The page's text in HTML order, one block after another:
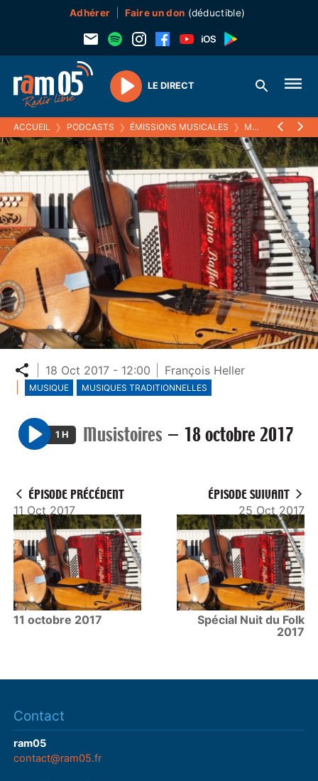
Adhérer Faire un don (déductible)
Play
LE DIRECT
ACCUEIL ❯ PODCASTS ❯ ÉMISSIONS MUSICALES ❯ MUSISTOIRES
Partager
18 Oct 2017 - 12:00 François Heller
MUSIQUE MUSIQUES TRADITIONNELLES
P
y
1 H Musistoires — 18 octobre 2017
ÉPISODE PRÉCÉDENT
11 Oct 2017
11 octobre 2017
ÉPISODE SUIVANT
25 Oct 2017
Spécial Nuit du Folk
2017
Contact
ram05
contact@ram05.fr